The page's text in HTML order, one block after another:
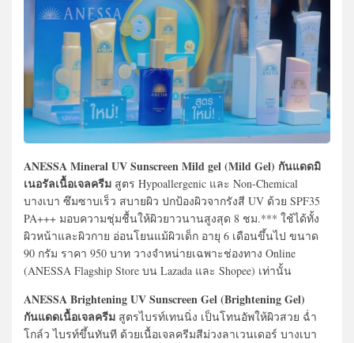
ANESSA Mineral UV Sunscreen Mild gel (Mild Gel) กันแดดมิ
เนอรัลเนื้อเจลครีม สูตร Hypoallergenic และ Non-Chemical
บางเบา ซึมซาบเร็ว สบายผิว ปกป้องผิวจากรังสี UV ด้วย SPF35
PA+++ มอบความชุ่มชื้นให้ผิวยาวนานสูงสุด 8 ชม.*** ใช้ได้ทั้ง
ผิวหน้าและผิวกาย อ่อนโยนแม้ผิวเด็ก อายุ 6 เดือนขึ้นไป ขนาด
90 กรัม ราคา 950 บาท วางจำหน่ายเฉพาะช่องทาง Online
(ANESSA Flagship Store บน Lazada และ Shopee) เท่านั้น
ANESSA Brightening UV Sunscreen Gel (Brightening Gel)
กันแดดเนื้อเจลครีม สูตรไบรท์เทนนิ่ง เป็นโทนอัพให้ผิวสวย ฉ่ำ
โกล์ว ไบรท์ขึ้นทันที ด้วยเนื้อเจลครีมสีม่วงลาเวนเดอร์ บางเบา